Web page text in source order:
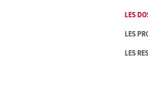
LES
LES
LES